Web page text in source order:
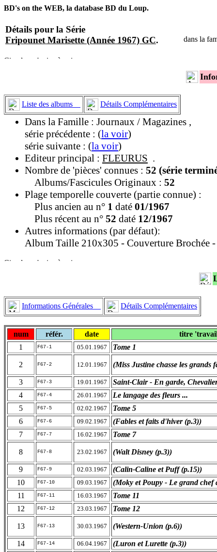
BD's on the WEB, la database BD du Loup.
Détails pour la Série
Fripounet Marisette (Année 1967) GC. dans la
Liste des albums Détails Complémentaires
Dans la Famille : Journaux / Magazines ,
série précédente : (la voir)
série suivante : (la voir)
Editeur principal : FLEURUS .
Nombre de 'pièces' connues : 52 (série
Albums/Fascicules Originaux : 52
Plage temporelle couverte (partie connue) :
Plus ancien au n° 1 daté 01/1967
Plus récent au n° 52 daté 12/1967
Autres informations (par défaut):
Album Taille 210x305 - Couverture Brochée
Informations Générales Détails Complémentaires
num référ. date
titre
1
F67-1 05.01.1967 Tome 1
2 F67-2 12.01.1967 (Miss Justine chasse les grands
3 F67-3 19.01.1967
Saint-Clair - En garde,
4
F67-4 26.01.1967
Le langage des fleurs ...
5
F67-5 02.02.1967
Tome 5
6
F67-6 09.02.1967
(Fables et faits d'hiver (p.3))
7
F67-7 16.02.1967 Tome 7
8 F67-8 23.02.1967 (Walt Disney (p.3))
9 F67-9 02.03.1967
(Calin-Caline et Puff (p.15))
10
F67-10 09.03.1967
(Moky et Poupy - Le grand chef
11
F67-11 16.03.1967
Tome 11
12
F67-12 23.03.1967 Tome 12
13 F67-13 30.03.1967 (Western-Union (p.6))
14 F67-14 06.04.1967
(Luron et Lurette (p.3))